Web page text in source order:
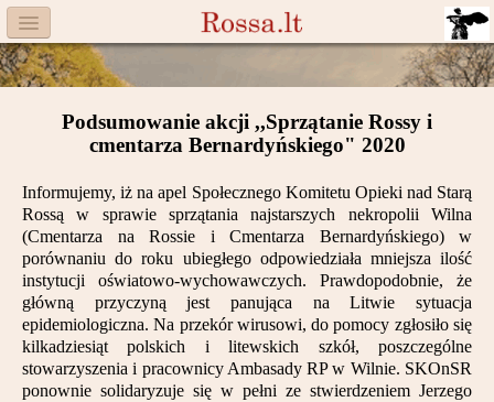
Menu
Facebook
Komitet
Aktualności
Książka
Moneta
Cegiełki
Rossa
Podsumowanie akcji ,,Sprzątanie Rossy i
cmentarza Bernardyńskiego" 2020
Informujemy, iż na apel Społecznego Komitetu Opieki nad Starą
Rossą w sprawie sprzątania najstarszych nekropolii Wilna
(Cmentarza na Rossie i Cmentarza Bernardyńskiego) w
porównaniu do roku ubiegłego odpowiedziała mniejsza ilość
instytucji oświatowo-wychowawczych. Prawdopodobnie, że
główną przyczyną jest panująca na Litwie sytuacja
epidemiologiczna. Na przekór wirusowi, do pomocy zgłosiło się
kilkadziesiąt polskich i litewskich szkół, poszczególne
stowarzyszenia i pracownicy Ambasady RP w Wilnie. SKOnSR
ponownie solidaryzuje się w pełni ze stwierdzeniem Jerzego